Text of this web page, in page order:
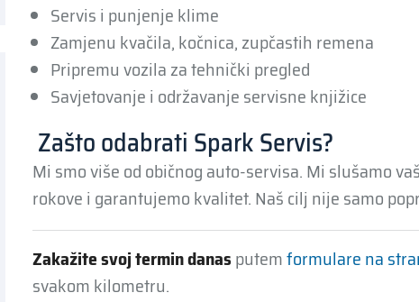
Servis i punjenje klime
Zamjenu kvačila, kočnica, zupčastih remena
Pripremu vozila za tehnički pregled
Savjetovanje i održavanje servisne knjižice
‍ Zašto odabrati Spark Servis?
Mi smo više od običnog auto-servisa. Mi slušamo
rokove i garantujemo kvalitet. Naš cilj nije samo
Zakažite svoj termin danasputemformulare na
svakom kilometru.